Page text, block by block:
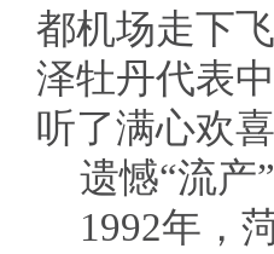
都机场走下
泽牡丹代表
听了满心欢
遗憾“流产
1992年，